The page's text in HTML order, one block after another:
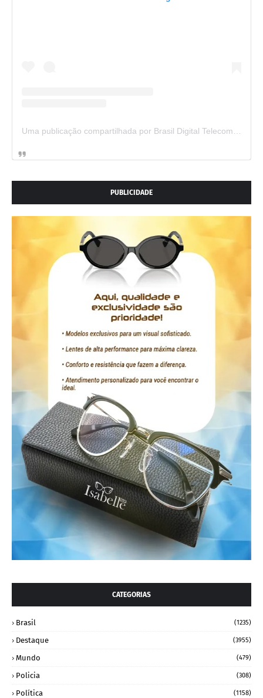
PUBLICIDADE
CATEGORIAS
Brasil (1235)
Destaque (3955)
Mundo (479)
Policia (308)
Política (1158)